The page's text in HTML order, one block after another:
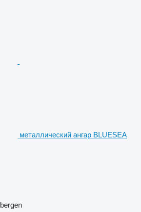
металлический ангар BLUESEA